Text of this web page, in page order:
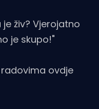
živ? Vjerojatno
je skupo!"
ovdje